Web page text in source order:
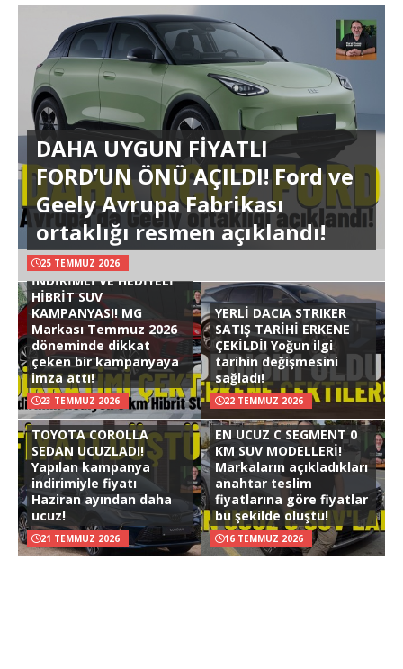
DAHA UYGUN FİYATLI
FORD’UN ÖNÜ AÇILDI! Ford ve
Geely Avrupa Fabrikası
ortaklığı resmen açıklandı!
25 TEMMUZ 2026
İNDİRİMLİ VE HEDİYELİ
HİBRİT SUV
KAMPANYASI! MG
Markası Temmuz 2026
döneminde dikkat
çeken bir kampanyaya
imza attı!
23 TEMMUZ 2026
YERLİ DACIA STRIKER
SATIŞ TARİHİ ERKENE
ÇEKİLDİ! Yoğun ilgi
tarihin değişmesini
sağladı!
22 TEMMUZ 2026
TOYOTA COROLLA
SEDAN UCUZLADI!
Yapılan kampanya
indirimiyle fiyatı
Haziran ayından daha
ucuz!
21 TEMMUZ 2026
EN UCUZ C SEGMENT 0
KM SUV MODELLERİ!
Markaların açıkladıkları
anahtar teslim
fiyatlarına göre fiyatlar
bu şekilde oluştu!
16 TEMMUZ 2026